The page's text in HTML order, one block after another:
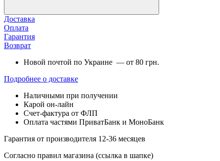
Доставка
Оплата
Гарантия
Возврат
Новой почтой по Украине — от 80 грн.
Подробнее о доставке
Наличными при получении
Карой он-лайн
Счет-фактура от ФЛП
Оплата частями ПриватБанк и МоноБанк
Гарантия от производителя 12-36 месяцев
Согласно правил магазина (ссылка в шапке)